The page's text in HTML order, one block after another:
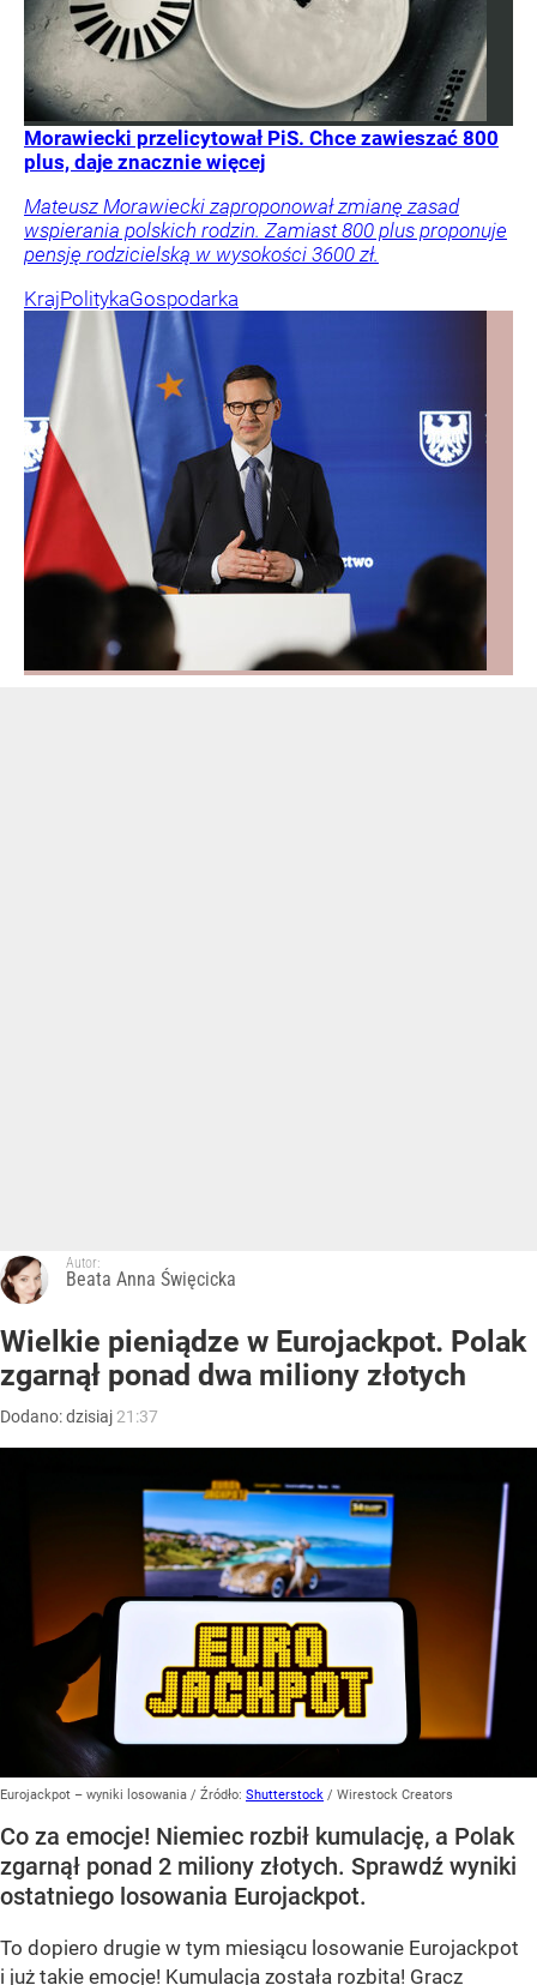
Morawiecki przelicytował PiS. Chce zawieszać 800
plus, daje znacznie więcej
Mateusz Morawiecki zaproponował zmianę zasad
wspierania polskich rodzin. Zamiast 800 plus proponuje
pensję rodzicielską w wysokości 3600 zł.
KrajPolitykaGospodarka
Autor:
Beata Anna Święcicka
Wielkie pieniądze w Eurojackpot. Polak
zgarnął ponad dwa miliony złotych
Dodano:dzisiaj 21:37
Eurojackpot – wyniki losowania / Źródło: Shutterstock / Wirestock Creators
Co za emocje! Niemiec rozbił kumulację, a Polak
zgarnął ponad 2 miliony złotych. Sprawdź wyniki
ostatniego losowania Eurojackpot.
To dopiero drugie w tym miesiącu losowanie Eurojackpot
i już takie emocje! Kumulacja została rozbita! Gracz